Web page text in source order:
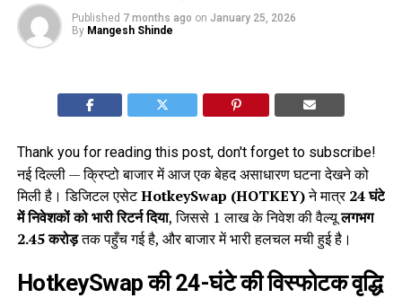
Published 7 months ago on January 25, 2026
By Mangesh Shinde
Thank you for reading this post, don't forget to subscribe!
नई दिल्ली — क्रिप्टो बाजार में आज एक बेहद असाधारण घटना देखने को
मिली है। डिजिटल एसेटHotkeySwap (HOTKEY)ने मात्र24 घंटे
में निवेशकों को भारी रिटर्न दिया, जिससे ₹1 लाख के निवेश की वैल्यूलगभग
₹2.45 करोड़तक पहुँच गई है, और बाजार में भारी हलचल मची हुई है।
HotkeySwap की 24-घंटे की विस्फोटक वृद्धि